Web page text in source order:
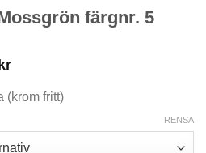
färgnr. 5
Prisintervall:
till
(krom fritt)
RENSA